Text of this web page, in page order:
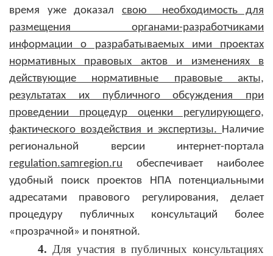
время уже доказал свою необходимость для
размещения органами-разработчиками
информации о разрабатываемых ими проектах
нормативных правовых актов и изменениях в
действующие нормативные правовые акты,
результатах их публичного обсуждения при
проведении процедур оценки регулирующего,
фактического воздействия и экспертизы. Наличие
региональной версии интернет-портала
regulation.samregion.ru обеспечивает наиболее
удобный поиск проектов НПА потенциальными
адресатами правового регулирования, делает
процедуру публичных консультаций более
«прозрачной» и понятной.
4. Для участия в публичных консультациях